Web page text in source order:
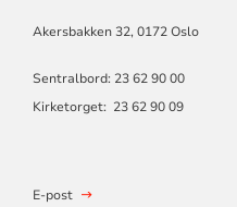
Akersbakken 32, 0172 Oslo
Sentralbord: 23 62 90 00
Kirketorget: 23 62 90 09
E-post